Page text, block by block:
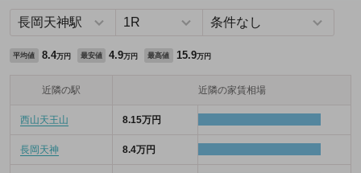
平均値 8.4万円 最安値 4.9万円 最高値 15.9万円
近隣の駅 近隣の家賃相場
西山天王山 8.15万円
長岡天神 8.4万円